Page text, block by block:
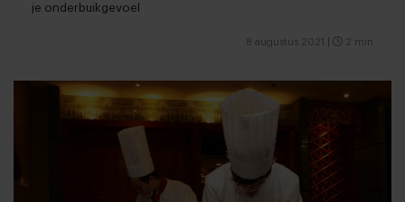
je onderbuikgevoel
8 augustus 2021 2 min